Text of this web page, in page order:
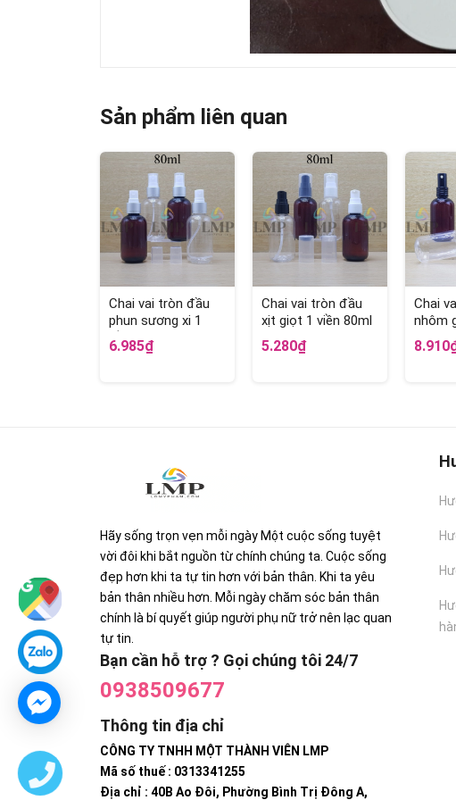
Sản phẩm liên quan
Chai vai tròn đầu
phun sương xi 1
viền 80ml
6.985₫
Chai vai tròn đầu
xịt giọt 1 viền 80ml
5.280₫
Chai
nhôm
80ml
Hãy sống trọn vẹn mỗi ngày Một cuộc sống tuyệt
vời đôi khi bắt nguồn từ chính chúng ta. Cuộc sống
đẹp hơn khi ta tự tin hơn với bản thân. Khi ta yêu
bản thân nhiều hơn. Mỗi ngày chăm sóc bản thân
chính là bí quyết giúp người phụ nữ trở nên lạc quan
tự tin.
Bạn cần hỗ trợ ? Gọi chúng tôi 24/7
0938509677
Thông tin địa chỉ
CÔNG TY TNHH MỘT THÀNH VIÊN LMP
Mã số thuế : 0313341255
Địa chỉ : 40B Ao Đôi, Phường Bình Trị Đông A,